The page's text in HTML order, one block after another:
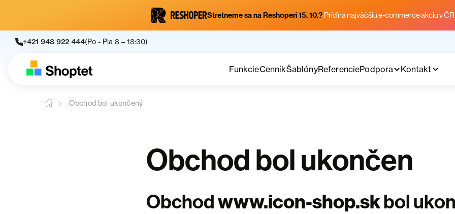
Stretneme sa na Reshoperi 15. 10.? Príď na najväčšiu e-commerce akciu v
+421 948 922 444(Po - Pia 8 – 18:30)
FunkcieCenníkŠablónyReferenciePodpora Kontakt
Obchod bol ukončený
Obchod bol ukončen
Obchodwww.icon-shop.skbol